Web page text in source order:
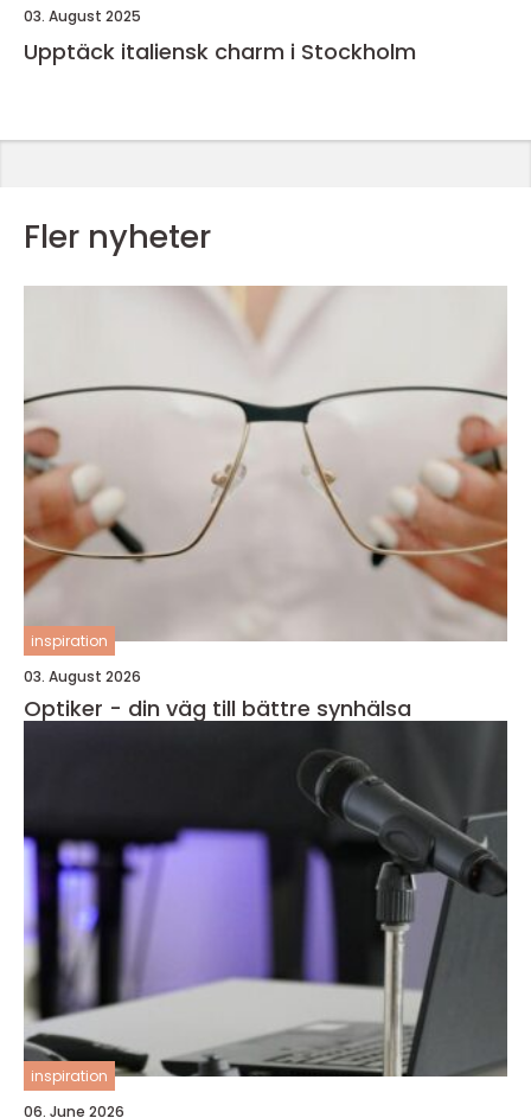
03. August 2025
Upptäck italiensk charm i Stockholm
Fler nyheter
inspiration
03. August 2026
Optiker - din väg till bättre synhälsa
inspiration
06. June 2026